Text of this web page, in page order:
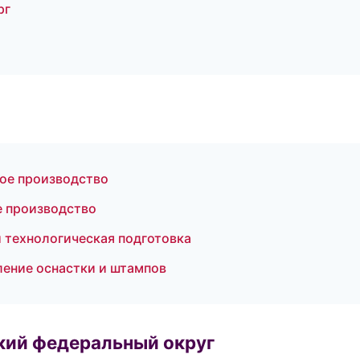
производство
подготовка
оснастки и штампов
федеральный округ